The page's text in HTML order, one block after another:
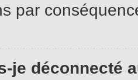
par
je déconnecté